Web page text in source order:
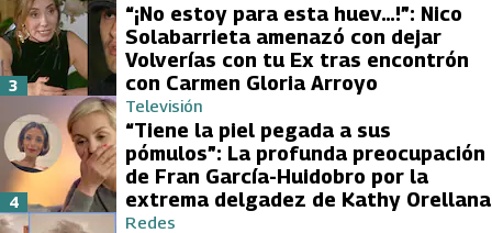
“¡No estoy para esta huev…!”: Nico
Solabarrieta amenazó con dejar
Volverías con tu Ex tras encontrón
con Carmen Gloria Arroyo
3
Televisión
“Tiene la piel pegada a sus
pómulos”: La profunda preocupación
de Fran García-Huidobro por la
extrema delgadez de Kathy Orellana
4
Redes